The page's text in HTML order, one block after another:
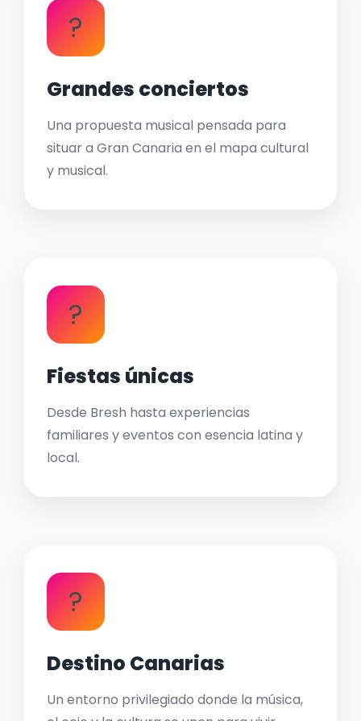
?
Grandes conciertos
Una propuesta musical pensada para
situar a Gran Canaria en el mapa cultural
y musical.
?
Fiestas únicas
Desde Bresh hasta experiencias
familiares y eventos con esencia latina y
local.
?
Destino Canarias
Un entorno privilegiado donde la música,